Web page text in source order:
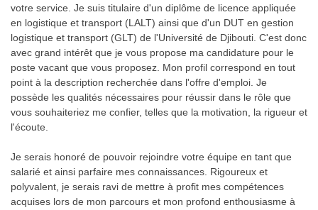
votre service. Je suis titulaire d'un diplôme de licence appliquée
en logistique et transport (LALT) ainsi que d'un DUT en gestion
logistique et transport (GLT) de l'Université de Djibouti. C'est donc
avec grand intérêt que je vous propose ma candidature pour le
poste vacant que vous proposez. Mon profil correspond en tout
point à la description recherchée dans l'offre d'emploi. Je
possède les qualités nécessaires pour réussir dans le rôle que
vous souhaiteriez me confier, telles que la motivation, la rigueur et
l'écoute.
Je serais honoré de pouvoir rejoindre votre équipe en tant que
salarié et ainsi parfaire mes connaissances. Rigoureux et
polyvalent, je serais ravi de mettre à profit mes compétences
acquises lors de mon parcours et mon profond enthousiasme à